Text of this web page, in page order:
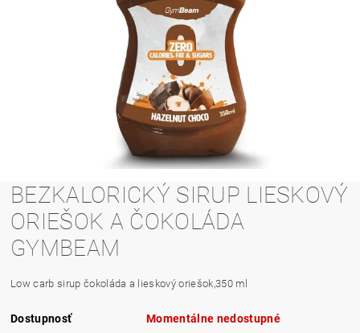
BEZKALORICKÝ SIRUP LIESKOVÝ
ORIEŠOK A ČOKOLÁDA
GYMBEAM
Low carb sirup čokoláda a lieskový oriešok,350 ml
Dostupnosť
Momentálne nedostupné